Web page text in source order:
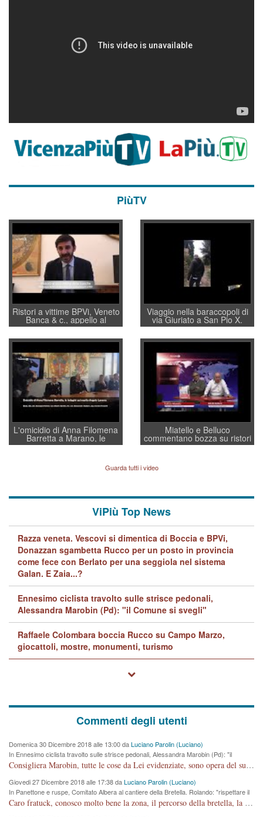
PiùTV
Ristori a vittime BPVi, Veneto
Banca & c., appello al
sottosegretario Alessio
Villarosa: per mettere ordine
convochi con Di Maio CNCU
a supporto della cabina di
regia al Mef
Viaggio nella baraccopoli di
via Giuriato a San Pio X.
Vicenza ai Vicentini: “faremo
un regalo di Natale ai
residenti”
L'omicidio di Anna Filomena
Barretta a Marano, le
indagini dei carabinieri di
Lavarra: più avvincenti di
quelle di... Barbara D'Urso
Miatello e Belluco
commentano bozza su ristori
BPVi e Veneto Banca
Guarda tutti i video
ViPiù Top News
Razza veneta. Vescovi si dimentica di Boccia e BPVi,
Donazzan sgambetta Rucco per un posto in provincia
come fece con Berlato per una seggiola nel sistema
Galan. E Zaia...?
Ennesimo ciclista travolto sulle strisce pedonali,
Alessandra Marobin (Pd): "il Comune si svegli"
Raffaele Colombara boccia Rucco su Campo Marzo,
giocattoli, mostre, monumenti, turismo
Commenti degli utenti
Domenica 30 Dicembre 2018 alle 13:00 daLuciano Parolin (Luciano)
In Ennesimo ciclista travolto sulle strisce pedonali, Alessandra Marobin (Pd): "il
Comune si svegli"
Consigliera Marobin, tutte le cose da Lei evidenziate, sono opera del suo ex Assessore e compagno di Partito Antonio Marco Dalla Pozza Assessore alla "progettazione" di piste ciclabili e altre porcherie. A lui manderei il conto da saldare per incidenti e danni alle persone. E' ora che "finiamola." Avete perso rassegnatevi. qui IL SINDACO RUCCO NON C'ENTRA PER NIENTE. CAPITO!!!!!!!! Amen.
Giovedi 27 Dicembre 2018 alle 17:38 daLuciano Parolin (Luciano)
In Panettone e ruspe, Comitato Albera al cantiere della Bretella. Rolando: "rispettare il
cronoprogramma"
Caro fratuck, conosco molto bene la zona, il percorso della bretella, la situazione dei cittadini, abito in Viale Trento. A partire dal 2003 ho partecipato al Comitato di Maddalene pro bretella, e a riunioni propositive per apportare modifiche al progetto. Numerose mie foto del territorio sono arrivate a Roma, altri miei interventi (non graditi dalla Sx) sono stati pubblicati dal GdV, assieme ad altri come Ciro Asproso, ora favorevole alla bretella. Ho partecipato alla raccolta firme per la chiusura della strada x 5 giorni eseguita dal Sindaco Hullwech per sforamento 180 Micro/g. Pertanto come impegno per la tematica sono apposto con la coscienza. Ora il Progetto è partito, fine! Voglio dire che la nuova Giunta "comunale" non c'entra più. L'opera sarà "malauguratamente" eseguita, ma non con il mio placet. Il Consigliere Comunale dovrebbe capire che la campagna elettorale è finita, con buona pace di tutti. Quello che invece dovrebbe interessare è la proprietà della strada, dall'uscita autostradale Ovest, sino alla Rotatoria dell'Albara, vi sono tre possessori: Autostrade SpA; La Provincia, il Comune. Come la mettiamo per il futuro ? I costi, da 50 sono saliti a 100 milioni di € come dire 20 milioni a KM (!) da non credere. Comunque si farà. Ma nessuno canti Vittoria, anzi meglio non farne un ulteriore fatto "partitico" per questioni elettorali o di seggio. Se mi manda la sua mail, sono disponibile ad inviare i documenti e le foto sopra descritte. Con ossequi, Luciano Parolin